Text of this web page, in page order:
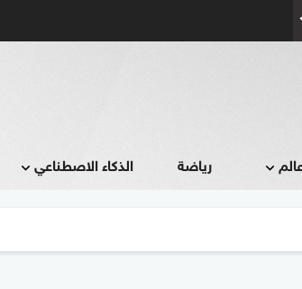
رياضة الذكاء الاصطناعي